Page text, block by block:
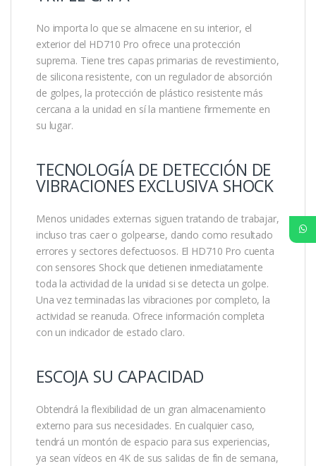
No importa lo que se almacene en su interior, el
exterior del HD710 Pro ofrece una protección
suprema. Tiene tres capas primarias de revestimiento,
de silicona resistente, con un regulador de absorción
de golpes, la protección de plástico resistente más
cercana a la unidad en sí la mantiene firmemente en
su lugar.
TECNOLOGÍA DE DETECCIÓN DE
VIBRACIONES EXCLUSIVA SHOCK
Menos unidades externas siguen tratando de trabajar,
incluso tras caer o golpearse, dando como resultado
errores y sectores defectuosos. El HD710 Pro cuenta
con sensores Shock que detienen inmediatamente
toda la actividad de la unidad si se detecta un golpe.
Una vez terminadas las vibraciones por completo, la
actividad se reanuda. Ofrece información completa
con un indicador de estado claro.
ESCOJA SU CAPACIDAD
Obtendrá la flexibilidad de un gran almacenamiento
externo para sus necesidades. En cualquier caso,
tendrá un montón de espacio para sus experiencias,
ya sean vídeos en 4K de sus salidas de fin de semana,